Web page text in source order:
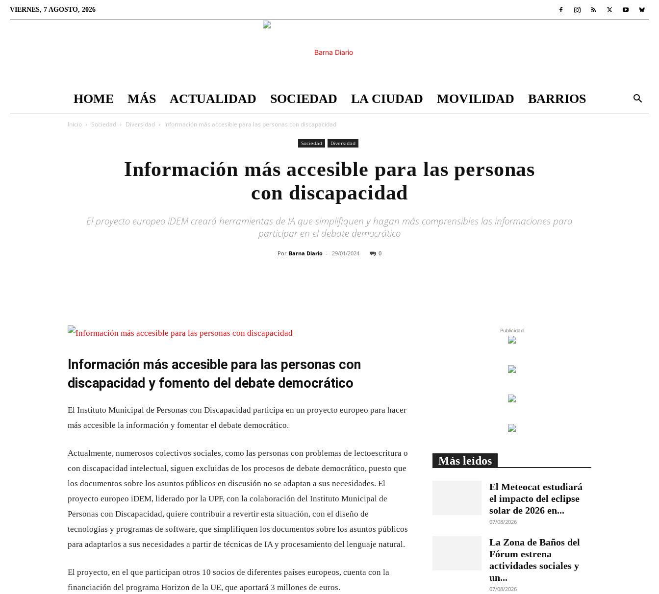
VIERNES, 7 AGOSTO, 2026
Barna
HOME MÁS ACTUALIDAD SOCIEDAD LA CIUDAD MOVILIDAD BARRIOS
Inicio Sociedad Diversidad Información más accesible para las personas con discapacidad
Sociedad Diversidad
Información más accesible para las personas
con discapacidad
El proyecto europeo iDEM creará herramientas de IA que simplifiquen y hagan más comprensibles las informaciones para
participar en el debate democrático
Por Barna Diario - 29/01/2024 0
Información más accesible para las personas con
discapacidad y fomento del debate democrático
El Instituto Municipal de Personas con Discapacidad participa en un proyecto europeo para hacer
más accesible la información y fomentar el debate democrático.
Actualmente, numerosos colectivos sociales, como las personas con problemas de lectoescritura o
con discapacidad intelectual, siguen excluidas de los procesos de debate democrático, puesto que
los documentos sobre los asuntos públicos en discusión no se adaptan a sus necesidades. El
proyecto europeo iDEM, liderado por la UPF, con la colaboración del Instituto Municipal de
Personas con Discapacidad, quiere contribuir a revertir esta situación, con el diseño de
tecnologías y programas de software, que simplifiquen los documentos sobre los asuntos públicos
para adaptarlos a sus necesidades a partir de técnicas de IA y procesamiento del lenguaje natural.
El proyecto, en el que participan otros 10 socios de diferentes países europeos, cuenta con la
financiación del programa Horizon de la UE, que aportará 3 millones de euros.
Publicidad
Más leídos
El Meteocat estudiará
el impacto del eclipse
solar de 2026 en...
07/08/2026
La Zona de Baños del
Fórum estrena
actividades sociales y
un...
07/08/2026